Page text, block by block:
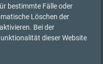
bestimmte Fälle oder
Löschen der
Bei der
dieser Website